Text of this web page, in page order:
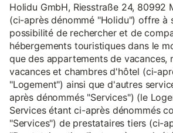
Holidu GmbH, Riesstraße 24, 80992
(ci-après dénommé "Holidu") offre à
possibilité de rechercher et de
hébergements touristiques dans le
que des appartements de vacances,
vacances et chambres d'hôtel (ci-
"Logement") ainsi que d'autres
après dénommés "Services") (le
Services étant ci-après dénommés
"Services") de prestataires tiers (ci-